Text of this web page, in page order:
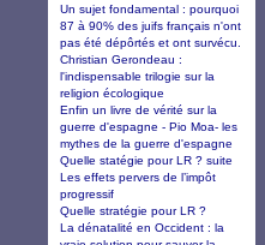
Un sujet fondamental : pourquoi
87 à 90% des juifs français n'ont
pas été dépôrtés et ont survécu.
Christian Gerondeau :
l'indispensable trilogie sur la
religion écologique
Enfin un livre de vérité sur la
guerre d'espagne - Pio Moa- les
mythes de la guerre d'espagne
Quelle statégie pour LR ? suite
Les effets pervers de l’impôt
progressif
Quelle stratégie pour LR ?
La dénatalité en Occident : la